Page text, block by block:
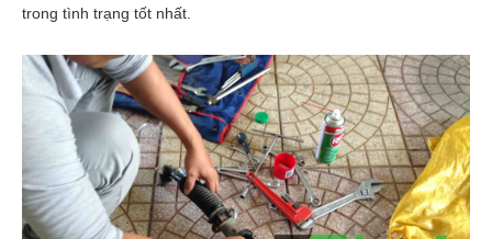
trong tình trạng tốt nhất.